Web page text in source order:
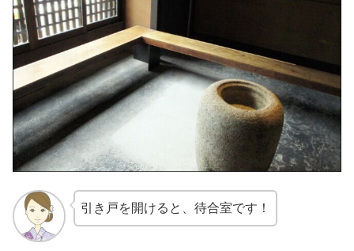
引き戸を開けると、待合室です！